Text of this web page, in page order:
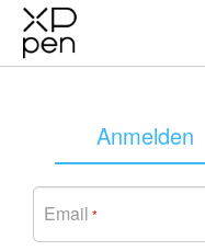
Anmelden
Email *